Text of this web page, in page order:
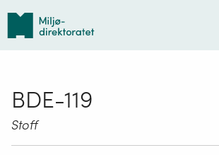
Tilbake
forsiden
BDE-119
Stoff